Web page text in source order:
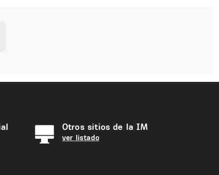
Otros sitios de la IM
ver listado